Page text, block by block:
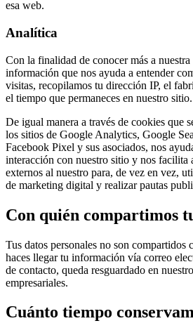
esa web.
Analítica
Con la finalidad de conocer más a
información que nos ayuda a entender
visitas, recopilamos tu dirección IP, el
el tiempo que permaneces en nuestro sitio.
De igual manera a través de cookies que
los sitios de Google Analytics, Google
Facebook Pixel y sus asociados, nos
interacción con nuestro sitio y nos facilita
externos al nuestro para, de vez en vez,
de marketing digital y realizar pautas
Con quién compartimos
Tus datos personales no son compartidos
haces llegar tu información vía correo
de contacto, queda resguardado en
empresariales.
Cuánto tiempo